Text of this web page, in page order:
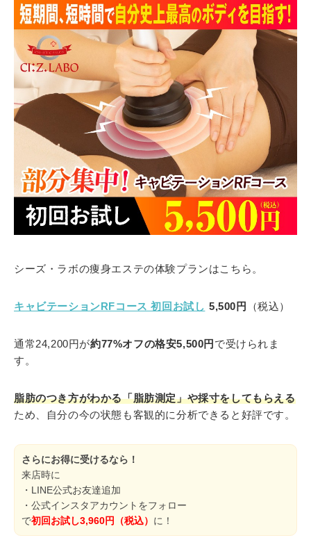
シーズ・ラボの痩身エステの体験プランはこちら。
キャビテーションRFコース 初回お試し 5,500円 （税込）
通常24,200円が約77%オフの格安5,500円 で受けられま
す。
脂肪のつき方がわかる「脂肪測定」や採寸をしてもらえる
ため、自分の今の状態も客観的に分析できると好評です。
さらにお得に受けるなら！
来店時に
・LINE公式お友達追加
・公式インスタアカウントをフォロー
で初回お試し3,960円（税込） に！